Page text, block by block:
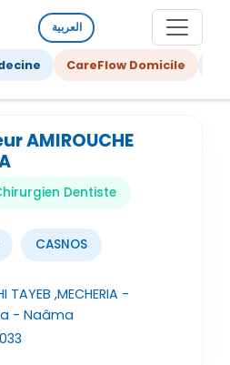
العربية
CareFlow Domicile
AMIROUCHE
Dentiste
CASNOS
TAYEB ,MECHERIA -
- Naâma